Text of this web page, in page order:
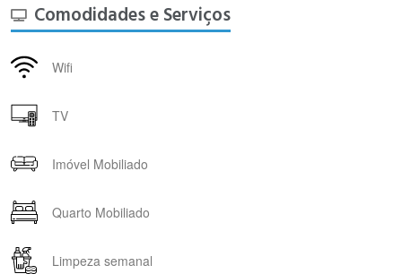
Comodidades e Serviços
Wifi
TV
Imóvel Mobiliado
Quarto Mobiliado
Limpeza semanal